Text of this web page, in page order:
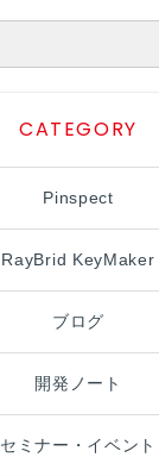
CATEGORY
Pinspect
RayBrid KeyMaker
ブログ
開発ノート
セミナー・イベント